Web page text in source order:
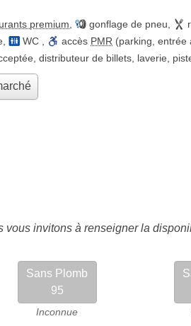
premium gonflage de pneu
WC accès PMR (parking, entrée
distributeur de billets laverie
vous invitons à renseigner la
Sans Plomb
95
Inconnue